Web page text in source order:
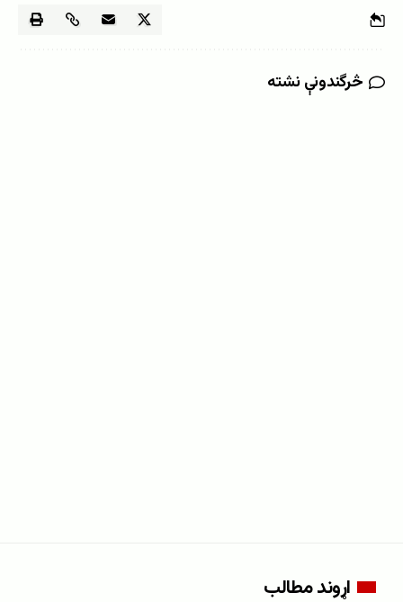
څرگندونې نشته
اړوند مطالب